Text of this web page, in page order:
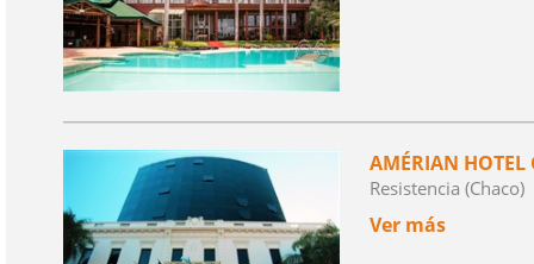
AMÉRIAN HOTEL
Resistencia (Chaco)
Ver más